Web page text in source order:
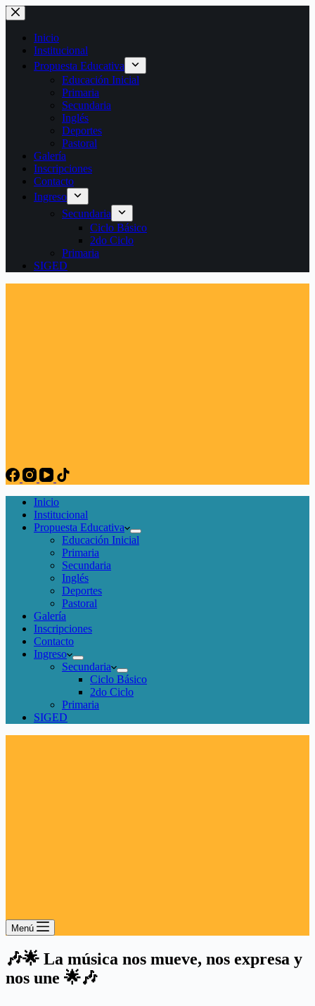
Saltar
al
contenido
Inicio
Institucional
Propuesta Educativa
Educación Inicial
Primaria
Secundaria
Inglés
Deportes
Pastoral
Galería
Inscripciones
Contacto
Ingreso
Secundaria
Ciclo Básico
2do Ciclo
Primaria
SIGED
Inicio
Institucional
Propuesta Educativa
Educación Inicial
Primaria
Secundaria
Inglés
Deportes
Pastoral
Galería
Inscripciones
Contacto
Ingreso
Secundaria
Ciclo Básico
2do Ciclo
Primaria
SIGED
Menú
🎶🌟 La música nos mueve, nos expresa y
nos une 🌟🎶